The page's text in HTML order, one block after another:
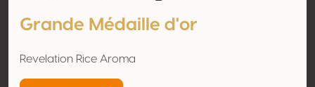
Grande Médaille d'or
Revelation Rice Aroma